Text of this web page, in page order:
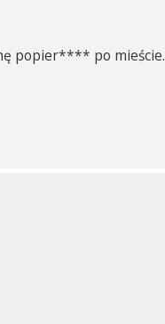
popier**** po mieście.